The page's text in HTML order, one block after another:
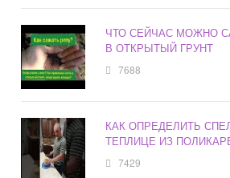
ЧТО СЕЙЧАС МОЖНО
В ОТКРЫТЫЙ ГРУНТ
7688
КАК ОПРЕДЕЛИТЬ
ТЕПЛИЦЕ ИЗ
7429